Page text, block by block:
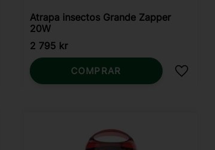
a favoritos
Atrapa insectos Grande Zapper
20W
2 795 kr
Añadir
COMPRAR